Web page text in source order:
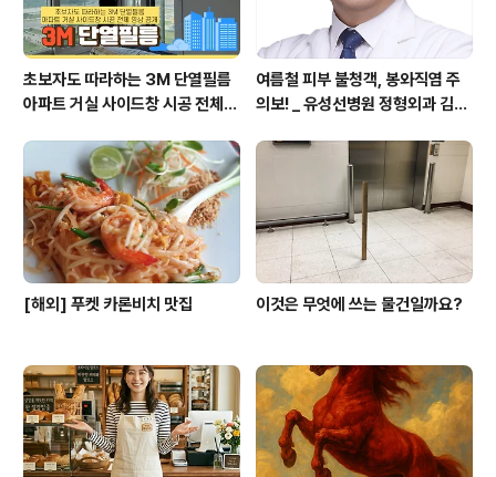
초보자도 따라하는 3M 단열필름
아파트 거실 사이드창 시공 전체
여름철 피부 불청객, 봉와직염 주
의보! _ 유성선병원 정형외과 김의
[해외] 푸켓 카론비치 맛집 이것은 무엇에 쓰는 물건일까요?